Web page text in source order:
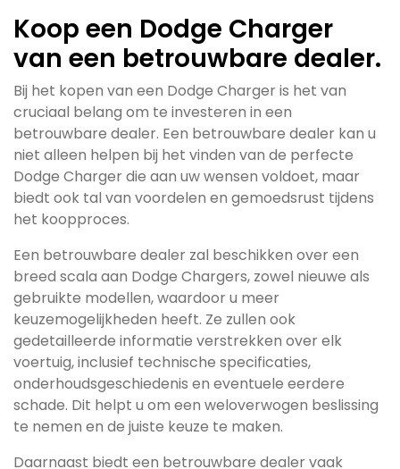
Koop een Dodge Charger
van een betrouwbare dealer.
Bij het kopen van een Dodge Charger is het van
cruciaal belang om te investeren in een
betrouwbare dealer. Een betrouwbare dealer kan u
niet alleen helpen bij het vinden van de perfecte
Dodge Charger die aan uw wensen voldoet, maar
biedt ook tal van voordelen en gemoedsrust tijdens
het koopproces.
Een betrouwbare dealer zal beschikken over een
breed scala aan Dodge Chargers, zowel nieuwe als
gebruikte modellen, waardoor u meer
keuzemogelijkheden heeft. Ze zullen ook
gedetailleerde informatie verstrekken over elk
voertuig, inclusief technische specificaties,
onderhoudsgeschiedenis en eventuele eerdere
schade. Dit helpt u om een weloverwogen beslissing
te nemen en de juiste keuze te maken.
Daarnaast biedt een betrouwbare dealer vaak